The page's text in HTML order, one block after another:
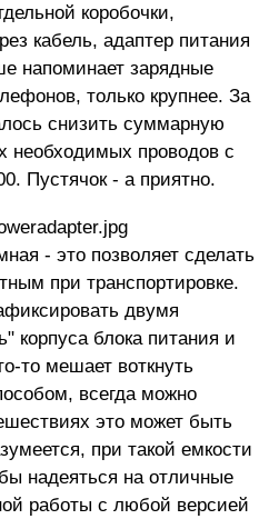
коробочки,
кабель, адаптер питания
напоминает зарядные
только крупнее. За
снизить суммарную
необходимых проводов с
Пустячок - а приятно.
- это позволяет сделать
при транспортировке.
двумя
корпуса блока питания и
то мешает воткнуть
всегда можно
это может быть
при такой емкости
надеяться на отличные
работы с любой версией